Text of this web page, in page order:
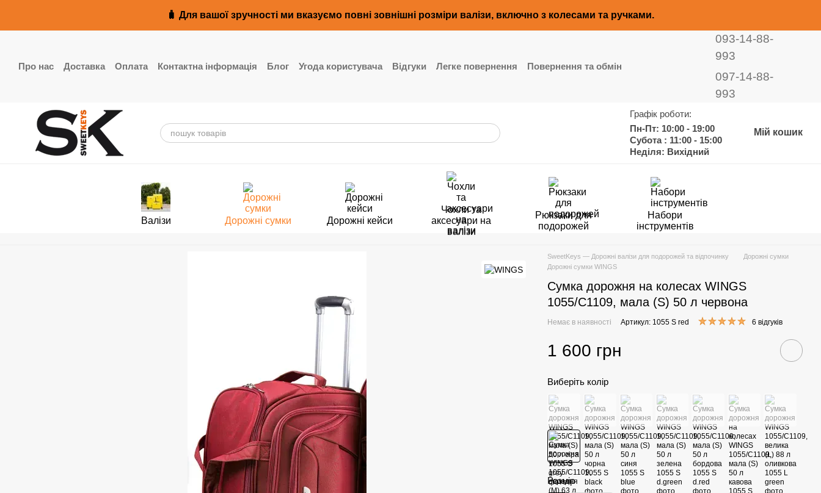
🧳 Для вашої зручності ми вказуємо повні зовнішні розміри валізи, включно з колесами та ручками.
Про нас Доставка Оплата Контактна інформація Блог Угода користувача Відгуки Легке повернення
Повернення та обмін
093-14-88-
993
097-14-88-
993
Графік роботи:
Пн-Пт: 10:00 - 19:00
Субота : 11:00 - 15:00
Неділя: Вихідний
Мій кошик
Валізи Дорожні сумки Дорожні кейси
Чохли та
аксесуари на
валізи
Рюкзаки для
подорожей
Набори
інструментів
SweetKeys — Дорожні валізи для подорожей та відпочинку
Дорожні сумки
Дорожні сумки WINGS
Сумка дорожня на колесах WINGS
1055/C1109, мала (S) 50 л червона
Немає в наявності Артикул: 1055 S red 6 відгуків
1 600 грн
Виберіть колір
Розмір